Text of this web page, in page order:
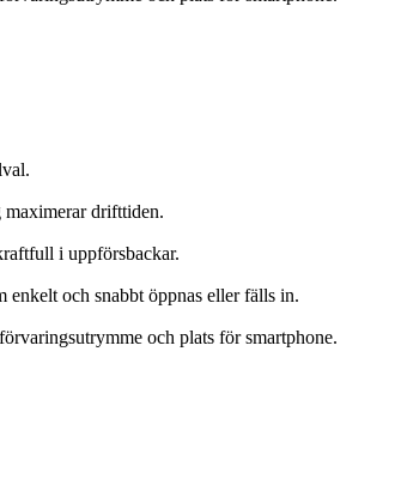
drifttiden.
i uppförsbackar.
och snabbt öppnas eller fälls in.
och plats för smartphone.